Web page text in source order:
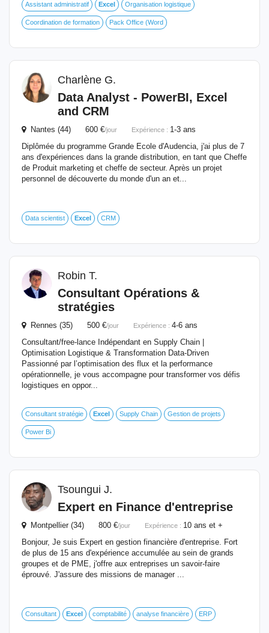
Assistant administratif Excel Organisation logistique
Coordination de formation Pack Office (Word
Charlène G.
Data Analyst - PowerBI, Excel
and CRM
Nantes (44) 600 €/jour Expérience : 1-3 ans
Diplômée du programme Grande Ecole d'Audencia, j'ai plus de 7
ans d'expériences dans la grande distribution, en tant que Cheffe
de Produit marketing et cheffe de secteur. Après un projet
personnel de découverte du monde d'un an et...
Data scientist Excel CRM
Robin T.
Consultant Opérations &
stratégies
Rennes (35) 500 €/jour Expérience : 4-6 ans
Consultant/free-lance Indépendant en Supply Chain |
Optimisation Logistique & Transformation Data-Driven
Passionné par l’optimisation des flux et la performance
opérationnelle, je vous accompagne pour transformer vos défis
logistiques en oppor...
Consultant stratégie Excel Supply Chain Gestion de projets
Power Bi
Tsoungui J.
Expert en Finance d'entreprise
Montpellier (34) 800 €/jour Expérience : 10 ans et +
Bonjour, Je suis Expert en gestion financière d'entreprise. Fort
de plus de 15 ans d'expérience accumulée au sein de grands
groupes et de PME, j'offre aux entreprises un savoir-faire
éprouvé. J'assure des missions de manager ...
Consultant Excel comptabilité analyse financière ERP